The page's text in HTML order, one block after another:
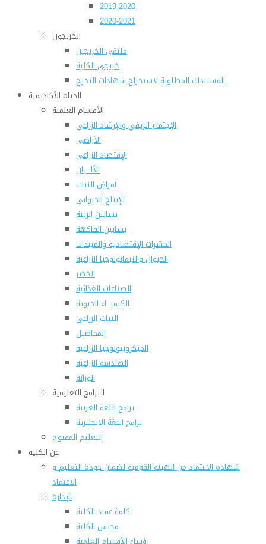
2019-2020
2020-2021
الخريجون
ملتقى الخريجين
خريجى الكلية
المستندات المطلوبة لاستخراج شهادات التخرج
الحياة الأكاديمية
الأقسام العلمية
الإجتماع الريفي والإرشاد الزراعي
الأراضى
الإقتصاد الزراعى
الألـــبان
أمراض النبات
الإنتاج الحيواني
بساتين الزينة
بساتين الفاكهة
الحشرات الإقتصادية والمبيدات
الحيوان والنيماتولوجيا الزراعية
الخضر
الصناعات الغذائية
الكيميـــاء الحيوية
النبات الزراعى
المحاصيل
الميكروبيولوجيا الزراعية
الهندسة الزراعية
الوراثة
البرامج التعليمية
برامج اللغة العربية
برامج اللغة الانجليزية
التعليم المفتوح
عن الكلية
شهادة الاعتماد من الهيئة القومية لضمان جودة التعليم و
الاعتماد
الإدارة
كلمة عميد الكلية
مجلس الكلية